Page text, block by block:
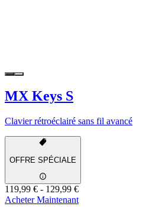
MX Keys S
Clavier rétroéclairé sans fil avancé
OFFRE SPÉCIALE
119,99 € - 129,99 €
Acheter Maintenant